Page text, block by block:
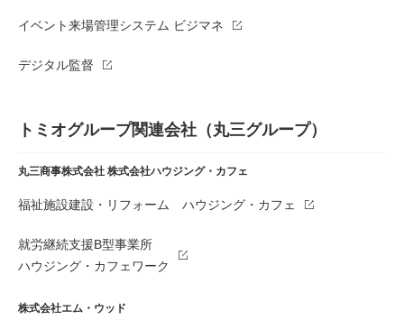
イベント来場管理システム ビジマネ
デジタル監督
トミオグループ関連会社（丸三グループ）
丸三商事株式会社 株式会社ハウジング・カフェ
福祉施設建設・リフォーム ハウジング・カフェ
就労継続支援B型事業所
ハウジング・カフェワーク
株式会社エム・ウッド